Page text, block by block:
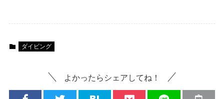
ダイビング
よかったらシェアしてね！